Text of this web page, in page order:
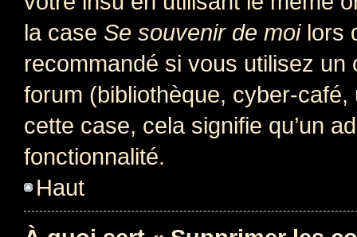
la case Se souvenir de moilors
recommandé si vous utilisez
forum (bibliothèque, cyber-
cette case, cela signifie qu’un
fonctionnalité.
Haut